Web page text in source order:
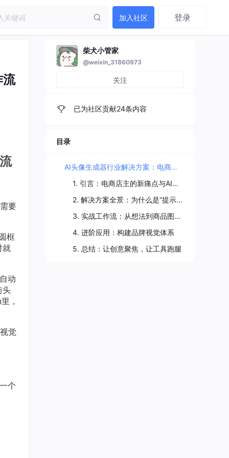
加入社区 登录
要
框
就
动
头
，
觉
个
柴犬小管家
@weixin_31860973
关注
已为社区贡献24条内容
目录
AI头像生成器行业解决方案：电商店主自动生成商品模特头像Prompt工作流
1. 引言：电商店主的新痛点与AI解法
2. 解决方案全景：为什么是“提示词生成器”？
3. 实战工作流：从想法到商品图的四步法
4. 进阶应用：构建品牌视觉体系
5. 总结：让创意聚焦，让工具跑腿